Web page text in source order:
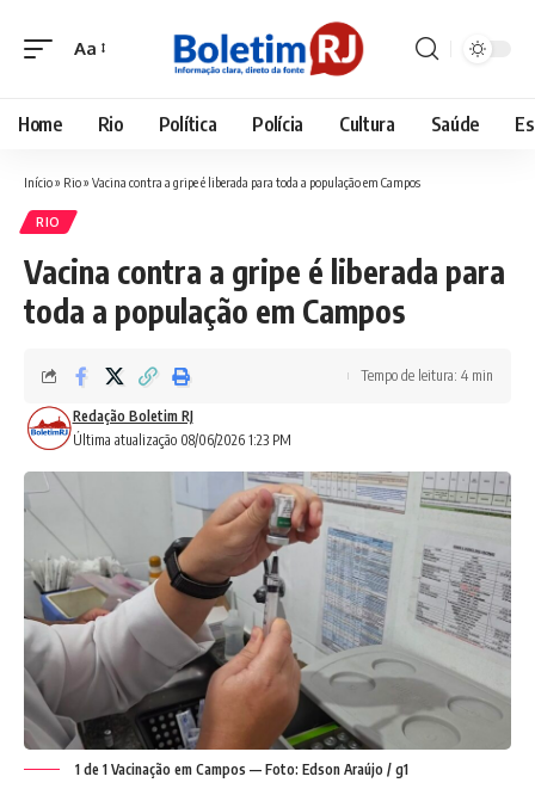
Font
Aa
Home Rio Política Polícia Cultura Saúde
Início» Rio» Vacina contra a gripe é liberada para toda a população em Campos
RIO
Vacina contra a gripe é liberada para
toda a população em Campos
Última atualização 08/06/2026 1:23 PM
Redação Boletim RJ
Tempo de leitura: 4 min
1 de 1 Vacinação em Campos — Foto: Edson Araújo / g1